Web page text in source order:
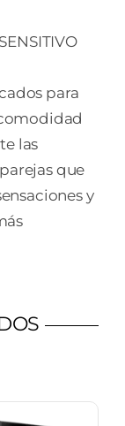
para
las
que
y